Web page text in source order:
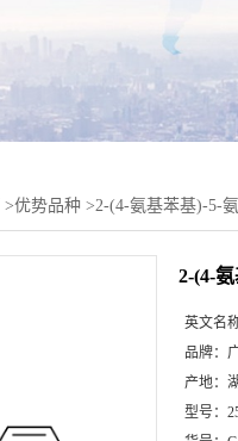
>优势品种 >2-(4-氨基苯基)-5-
2-(4-
英文名称
品牌：
产地：
型号：